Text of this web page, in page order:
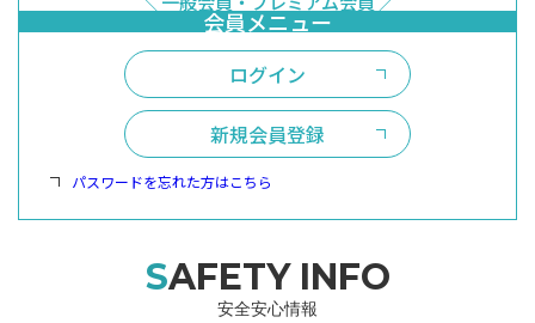
ログイン
新規会員登録
パスワードを忘れた方はこちら
SAFETY INFO
安全安心情報